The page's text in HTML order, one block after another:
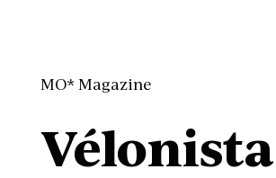
MO* Magazine
Vélonista